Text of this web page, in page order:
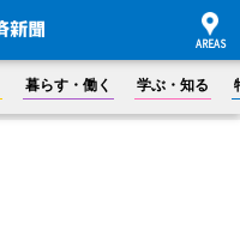
暮らす・働く 学ぶ・知る